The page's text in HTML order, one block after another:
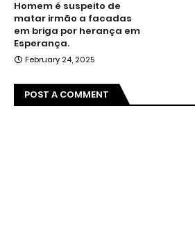
Homem é suspeito de
matar irmão a facadas
em briga por herança em
Esperança.
February 24, 2025
POST A COMMENT